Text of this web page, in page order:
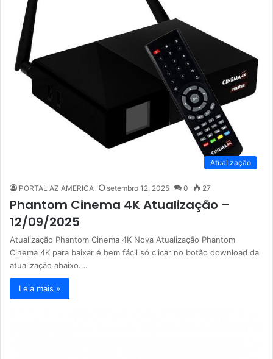
Atualização
PORTAL AZ AMERICA setembro 12, 2025 0 27
Phantom Cinema 4K Atualização –
12/09/2025
Atualização Phantom Cinema 4K Nova Atualização Phantom
Cinema 4K para baixar é bem fácil só clicar no botão download da
atualização abaixo.…
Leia mais »